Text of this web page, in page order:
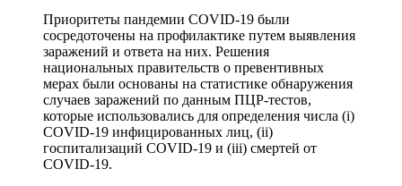
Приоритеты пандемии COVID-19 были
сосредоточены на профилактике путем выявления
заражений и ответа на них. Решения
национальных правительств о превентивных
мерах были основаны на статистике обнаружения
случаев заражений по данным ПЦР-тестов,
которые использовались для определения числа (i)
COVID-19 инфицированных лиц, (ii)
госпитализаций COVID-19 и (iii) смертей от
COVID-19.